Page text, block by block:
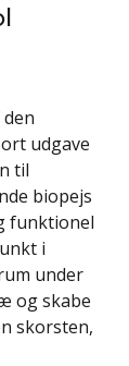
udgave
til
biopejs
funktionel
i
under
og skabe
skorsten,